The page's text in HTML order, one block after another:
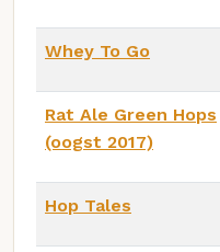
Whey To Go
Rat Ale Green Hops
(oogst 2017)
Hop Tales